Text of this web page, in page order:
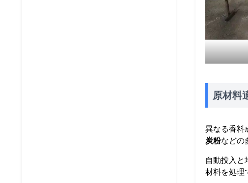
原材料
異なる香料
炭粉などの
自動投入
材料を処理